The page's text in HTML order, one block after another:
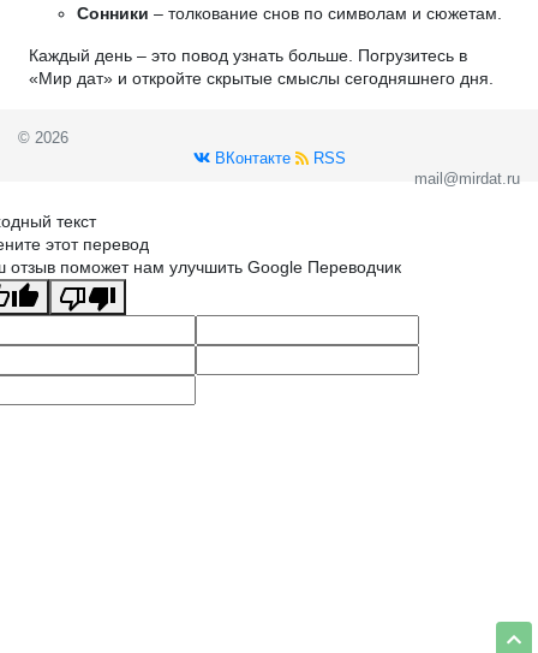
Сонники – толкование снов по символам и сюжетам.
Каждый день – это повод узнать больше. Погрузитесь в
«Мир дат» и откройте скрытые смыслы сегодняшнего дня.
© 2026
ВКонтакте
RSS
mail@mirdat.ru
текст
этот перевод
отзыв поможет нам улучшить Google Переводчик